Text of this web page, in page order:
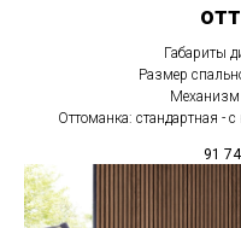
Габариты
Размер
Механизм
Оттоманка: стандартная
91